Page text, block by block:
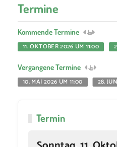
Termine
Kommende Termine
11. OKTOBER 2026 UM 11:00
Vergangene Termine
10. MAI 2026 UM 11:00
28.
Termin